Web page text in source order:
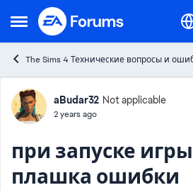
Open Side Menu
Skip to content
The Sims 4 Технические вопросы и
Forum Discussion
aBudar32 Not applicable
2 years ago
при запуске игры
плашка ошибки